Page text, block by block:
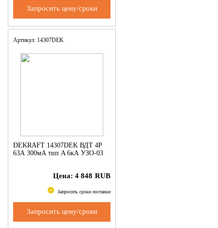
Запросить цену/сроки
Артикул: 14307DEK
DEKRAFT 14307DEK ВДТ 4P
63А 300мА тип A 6кА УЗО-03
Цена: 4 848 RUB
Запросить сроки поставки
Запросить цену/сроки